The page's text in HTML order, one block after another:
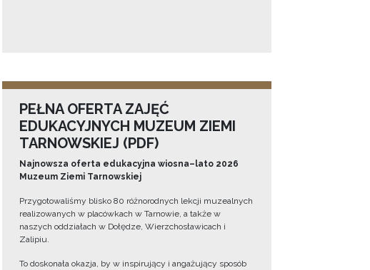
PEŁNA OFERTA ZAJĘĆ
EDUKACYJNYCH MUZEUM ZIEMI
TARNOWSKIEJ (PDF)
Najnowsza oferta edukacyjna wiosna–lato 2026
Muzeum Ziemi Tarnowskiej
Przygotowaliśmy blisko 80 różnorodnych lekcji muzealnych
realizowanych w placówkach w Tarnowie, a także w
naszych oddziałach w Dołędze, Wierzchosławicach i
Zalipiu.
To doskonała okazja, by w inspirujący i angażujący sposób